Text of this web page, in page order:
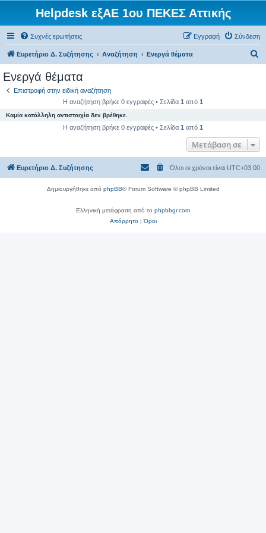
Helpdesk εξΑΕ 1ου ΠΕΚΕΣ Αττικής
Συχνές ερωτήσεις Σύνδεση
Εγγραφή
Ευρετήριο Δ. Συζήτησης Αναζήτηση Ενεργά θέματα
η
η
Ενεργά θέματα
Επιστροφή στην ειδική αναζήτηση
Η αναζήτηση βρήκε 0 εγγραφές • Σελίδα 1 από 1
Καμία κατάλληλη αντιστοιχία δεν βρέθηκε.
Η αναζήτηση βρήκε 0 εγγραφές • Σελίδα 1 από 1
Μετάβαση σε
Ευρετήριο Δ. Συζήτησης Όλοι οι χρόνοι είναι UTC+03:00
Δημιουργήθηκε από phpBB® Forum Software © phpBB Limited
Ελληνική μετάφραση από το phpbbgr.com
Απόρρητο|Όροι